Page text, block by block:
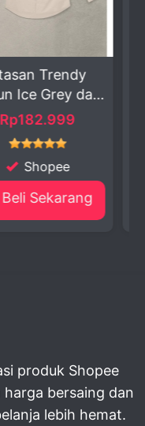
Set Baju Seragam
Couple Keluarga
Rp79.230 - 213.750
Shopee
Beli Sekarang
produk Shopee
bersaing dan
lebih hemat.